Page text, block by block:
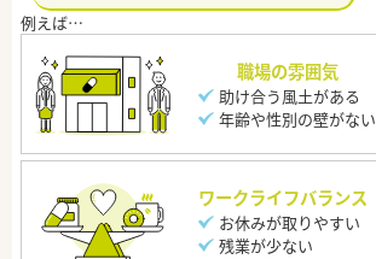
職場の雰囲気
助け合う風土がある
年齢や性別の壁がない
ワークライフバランス
お休みが取りやすい
残業が少ない